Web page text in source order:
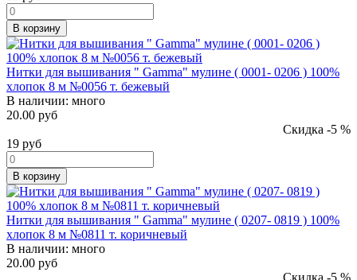
В корзину
Нитки для вышивания " Gamma" мулине ( 0001- 0206 ) 100%
хлопок 8 м №0056 т. бежевый
В наличии: много
20.00 руб
Скидка -5 %
19 руб
В корзину
Нитки для вышивания " Gamma" мулине ( 0207- 0819 ) 100%
хлопок 8 м №0811 т. коричневый
В наличии: много
20.00 руб
Скидка -5 %